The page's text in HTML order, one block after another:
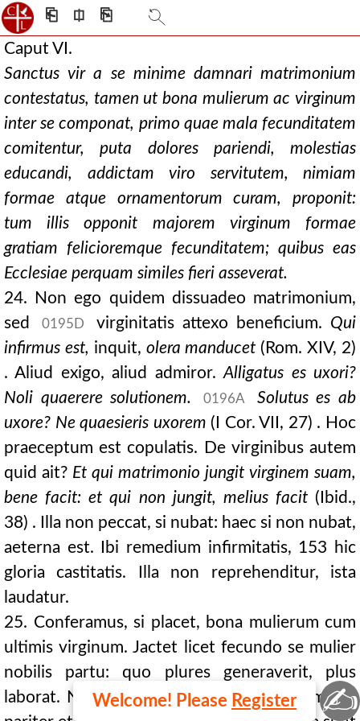
⎗ ⎅ ⎘
Welcome! Please Register
Caput VI.
Sanctus vir a se minime damnari matrimonium
contestatus, tamen ut bona mulierum ac virginum
inter se componat, primo quae mala fecunditatem
comitentur, puta dolores pariendi, molestias
educandi, addictam viro servitutem, nimiam
formae atque ornamentorum curam, proponit:
tum illis opponit majorem virginum formae
gratiam felicioremque fecunditatem; quibus eas
Ecclesiae perquam similes fieri asseverat.
24. Non ego quidem dissuadeo matrimonium,
sed
0195D virginitatis attexo beneficium. Qui
infirmus est, inquit, olera manducet (Rom. XIV, 2)
. Aliud exigo, aliud admiror.Alligatus es uxori?
Noli quaerere solutionem.
0196A
Solutus es ab
uxore? Ne quaesieris uxorem (I Cor. VII, 27) . Hoc
praeceptum est copulatis. De virginibus autem
quid ait? Et qui matrimonio jungit virginem suam,
bene facit: et qui non jungit, melius facit(Ibid.,
38) . Illa non peccat, si nubat: haec si non nubat,
aeterna est. Ibi remedium infirmitatis, 153 hic
gloria castitatis. Illa non reprehenditur, ista
laudatur.
25. Conferamus, si placet, bona mulierum cum
ultimis virginum. Jactet licet fecundo se mulier
nobilis partu: quo plures generaverit, plus
laborat. Numeret solatia filiorum, sed numeret
✍